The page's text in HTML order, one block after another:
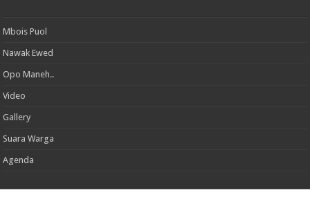
Mbois Puol
Nawak Ewed
Opo Maneh..
Video
Gallery
Suara Warga
Agenda